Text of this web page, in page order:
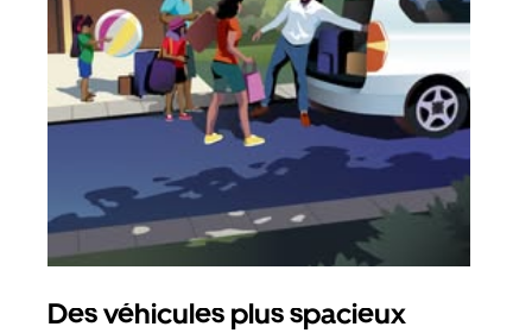
Des véhicules plus spacieux